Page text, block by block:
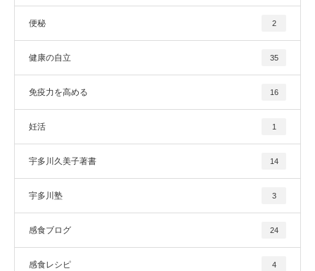
便秘 2
健康の自立 35
免疫力を高める 16
妊活 1
宇多川久美子著書 14
宇多川塾 3
感食ブログ 24
感食レシピ 4